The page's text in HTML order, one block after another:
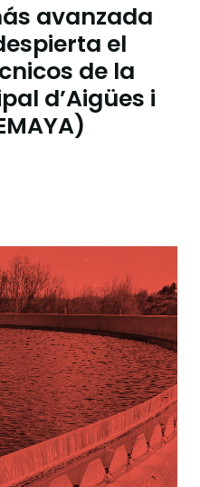
avanzada
el
de la
d’Aigües i